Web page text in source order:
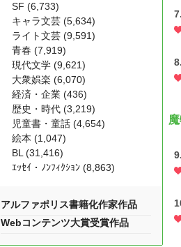
7.
8.
9.
SF (6,733)
キャラ文芸 (5,634)
ライト文芸 (9,591)
青春 (7,919)
現代文学 (9,621)
大衆娯楽 (6,070)
経済・企業 (436)
歴史・時代 (3,219)
児童書・童話 (4,654)
絵本 (1,047)
BL (31,416)
ｴｯｾｲ・ﾉﾝﾌｨｸｼｮﾝ (8,863)
アルファポリス書籍化作家作品
Webコンテンツ大賞受賞作品